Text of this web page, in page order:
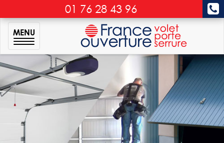
01 76 28 43 96
MENU